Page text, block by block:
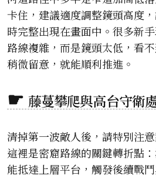
卡住，建議適度調整鏡頭高度
時完整出現在畫面中。很多新
路線複雜，而是鏡頭太低，看
稍微留意，就能順利推進。
藤蔓攀爬與高台守衛
清掉第一波敵人後，請特別注
這裡是密窟路線的關鍵轉折點
能抵達上層平台，觸發後續戰